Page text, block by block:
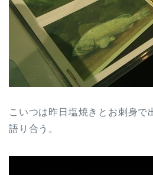
こいつは昨日塩焼きとお刺身で
語り合う。